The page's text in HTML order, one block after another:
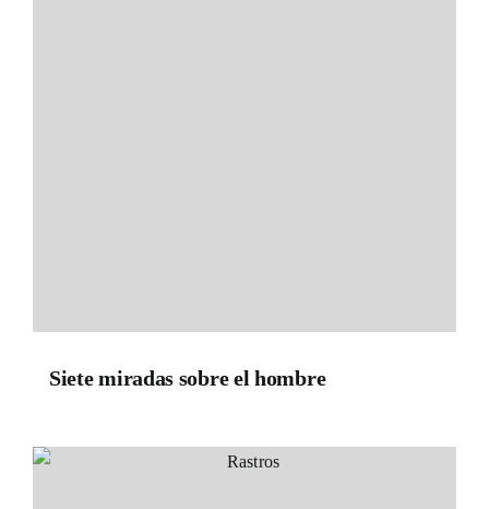
Siete miradas sobre el hombre